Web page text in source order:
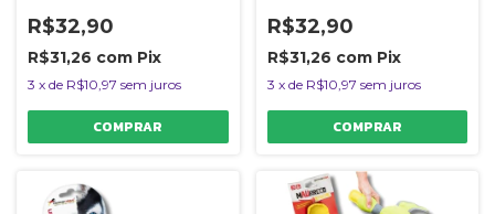
R$32,90
R$31,26 com Pix
3 x de R$10,97 sem juros
R$32,90
R$31,26 com Pix
3 x de R$10,97 sem juros